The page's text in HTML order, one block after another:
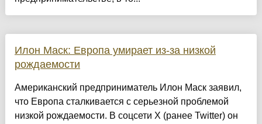
Илон Маск: Европа умирает из-за низкой
рождаемости
Американский предприниматель Илон Маск заявил,
что Европа сталкивается с серьезной проблемой
низкой рождаемости. В соцсети Х (ранее Twitter) он